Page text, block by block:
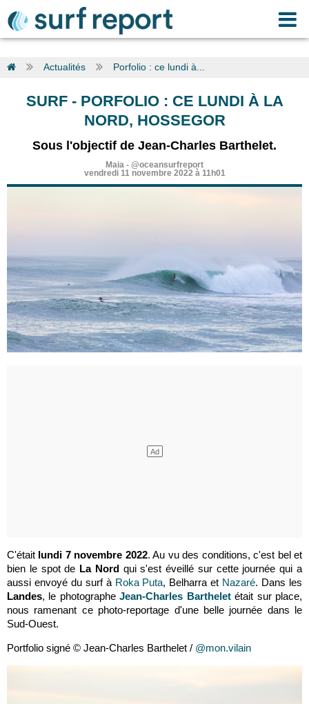
Actualités Porfolio : ce lundi à...
SURF- PORFOLIO : CE LUNDI À LA
NORD, HOSSEGOR
Sous l'objectif de Jean-Charles Barthelet.
Maia - @oceansurfreport
vendredi 11 novembre 2022 à 11h01
C'était lundi 7 novembre 2022. Au vu des conditions, c'est bel et
bien le spot de La Nord qui s'est éveillé sur cette journée qui a
aussi envoyé du surf à Roka Puta, Belharra et Nazaré. Dans les
Landes, le photographeJean-Charles Bartheletétait sur place,
nous ramenant ce photo-reportage d'une belle journée dans le
Sud-Ouest.
Portfolio signé © Jean-Charles Barthelet / @mon.vilain